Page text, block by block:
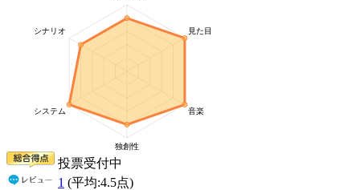
投票受付中
1 (平均:4.5点)